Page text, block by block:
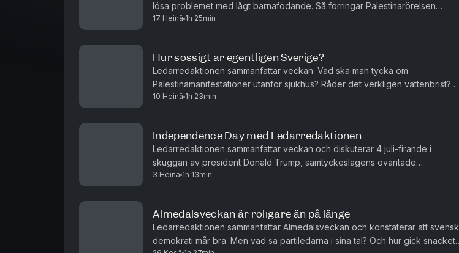
lösa problemet med lågt barnafödande. Så förringar Palestinarörelsen
Förintelsen. Och det kan Sverige lära av Tyskland. Peter W...
17 Heinä 1h 25min
Hur sossigt är egentligen Sverige?
Ledarredaktionen sammanfattar veckan. Vad ska man tycka om
Palestinamanifestationer utanför sjukhus? Råder det verkligen vattenbrist?
Och hur ska Sverige bli mer borgerligt? Tove Lifvendahl, Peter We...
10 Heinä 1h 23min
Independence Day med Ledarredaktionen
Ledarredaktionen sammanfattar veckan och diskuterar 4 juli-firande i
skuggan av president Donald Trump, samtyckeslagens oväntade
konsekvenser samt vikten av att inte riva fel staket. Tove Lifvendahl, ...
3 Heinä 1h 13min
Almedalsveckan är roligare än på länge
Ledarredaktionen sammanfattar Almedalsveckan och konstaterar att svensk
demokrati mår bra. Men vad sa partiledarna i sina tal? Och hur gick snacket